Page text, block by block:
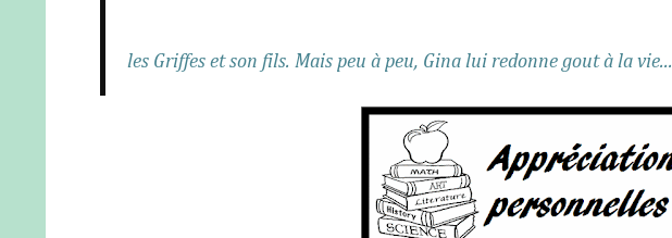
les Griffes et son fils. Mais peu à peu, Gina lui redonne gout à la vie...